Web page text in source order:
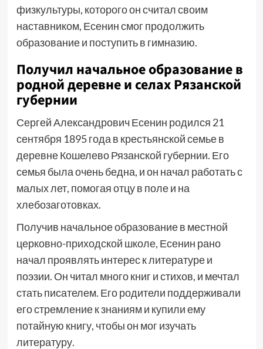
физкультуры, которого он считал своим
наставником, Есенин смог продолжить
образование и поступить в гимназию.
Получил начальное образование в
родной деревне и селах Рязанской
губернии
Сергей Александрович Есенин родился 21
сентября 1895 года в крестьянской семье в
деревне Кошелево Рязанской губернии. Его
семья была очень бедна, и он начал работать с
малых лет, помогая отцу в поле и на
хлебозаготовках.
Получив начальное образование в местной
церковно-приходской школе, Есенин рано
начал проявлять интерес к литературе и
поэзии. Он читал много книг и стихов, и мечтал
стать писателем. Его родители поддерживали
его стремление к знаниям и купили ему
потайную книгу, чтобы он мог изучать
литературу.